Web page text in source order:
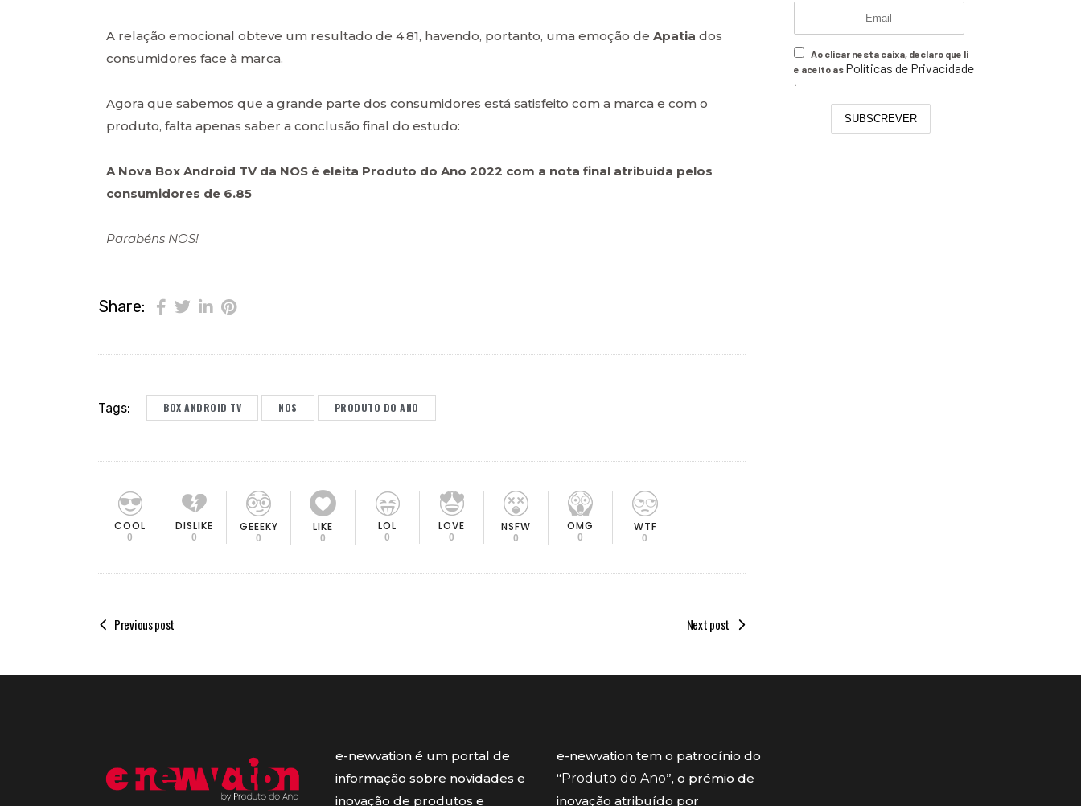
A relação emocional obteve um resultado de 4.81, havendo, portanto, uma emoção de Apatia dos
consumidores face à marca.
Agora que sabemos que a grande parte dos consumidores está satisfeito com a marca e com o
produto, falta apenas saber a conclusão final do estudo:
A Nova Box Android TV da NOS é eleita Produto do Ano 2022 com a nota final atribuída pelos
consumidores de 6.85
Parabéns NOS!
Share:
Tags: BOX ANDROID TV NOS PRODUTO DO ANO
COOL
0
DISLIKE
0
GEEEKY
0
LIKE
0
LOL
0
LOVE
0
NSFW
0
OMG
0
WTF
0
Previous post Next post
Ao clicar nesta caixa, declaro que li
e aceito as Políticas de Privacidade
.
SUBSCREVER
e-newvation é um portal de
informação sobre novidades e
inovação de produtos e
e-newvation tem o patrocínio do
“ Produto do Ano”, o prémio de
inovação atribuído por